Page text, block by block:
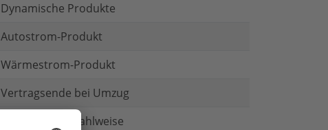
Dynamische Produkte
Autostrom-Produkt
Wärmestrom-Produkt
Vertragsende bei Umzug
Mehr als eine Zahlweise